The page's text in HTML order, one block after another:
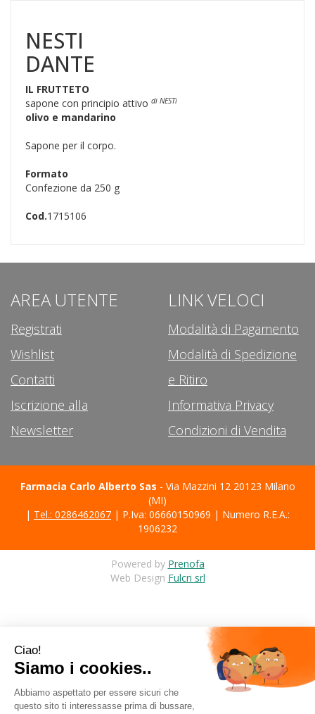
NESTI
DANTE
IL FRUTTETO
sapone con principio attivo di NESTi
olivo e mandarino
Sapone per il corpo.
Formato
Confezione da 250 g
Cod.1715106
AREA UTENTE
Registrati
Wishlist
Contatti
Iscrizione alla
Newsletter
LINK VELOCI
Modalità di Pagamento
Modalità di Spedizione
e Ritiro
Informativa Privacy
Condizioni di Vendita
Farmacia Carlo Alberto Sas - Via Mazzini 12 20123 Milano
(MI)
| Tel.: 0286462067 | P.Iva: 06660150969 | Numero R.E.A.:
1906232
Powered by Prenofa
Web Design Fulcri srl